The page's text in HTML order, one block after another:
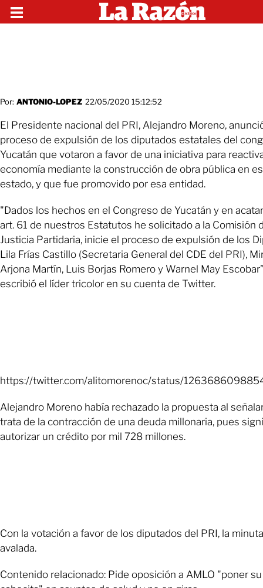
Por: ANTONIO-LOPEZ 22/05/2020 15:12:52
El Presidente nacional del PRI, Alejandro Moreno,
proceso de expulsión de los diputados estatales del
Yucatán que votaron a favor de una iniciativa para
economía mediante la construcción de obra pública en
estado, y que fue promovido por esa entidad.
"Dados los hechos en el Congreso de Yucatán y en
art. 61 de nuestros Estatutos he solicitado a la Comisión
Justicia Partidaria, inicie el proceso de expulsión de los
Lila Frías Castillo (Secretaria General del CDE del PRI),
Arjona Martín, Luis Borjas Romero y Warnel May
escribió el líder tricolor en su cuenta de Twitter.
https://twitter.com/alitomorenoc/status/
Alejandro Moreno había rechazado la propuesta al
trata de la contracción de una deuda millonaria, pues
autorizar un crédito por mil 728 millones.
Con la votación a favor de los diputados del PRI, la
avalada.
Contenido relacionado: Pide oposición a AMLO "poner su